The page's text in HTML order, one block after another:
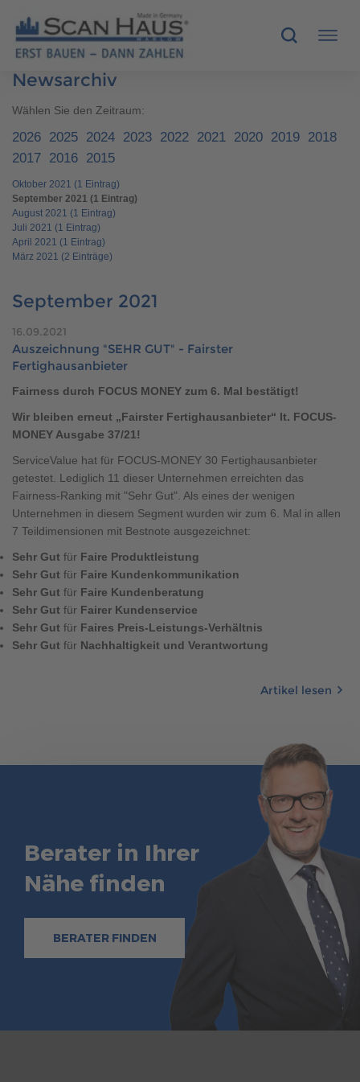
HÄUSER
MUSTERHÄUSER
SCANHAUS-VORTEILE
RUND UMS BAUEN
KONTAKT
Brauchen Sie Hilfe?
038221 4000
MUSTERHAUS FINDEN
Newsarchiv
Wählen Sie den Zeitraum:
2026 2025 2024 2023 2022 2021 2020 2019 2018
2017 2016 2015
Oktober 2021 (1 Eintrag)
September 2021 (1 Eintrag)
August 2021 (1 Eintrag)
Juli 2021 (1 Eintrag)
April 2021 (1 Eintrag)
März 2021 (2 Einträge)
September 2021
16.09.2021
Auszeichnung "SEHR GUT" - Fairster
Fertighausanbieter
Fairness durch FOCUS MONEY zum 6. Mal bestätigt!
Wir bleiben erneut „Fairster Fertighausanbieter“ lt. FOCUS-
MONEY Ausgabe 37/21!
ServiceValue hat für FOCUS-MONEY 30 Fertighausanbieter
getestet. Lediglich 11 dieser Unternehmen erreichten das
Fairness-Ranking mit "Sehr Gut". Als eines der wenigen
Unternehmen in diesem Segment wurden wir zum 6. Mal in allen
7 Teildimensionen mit Bestnote ausgezeichnet:
Sehr Gut für Faire Produktleistung
Sehr Gut für Faire Kundenkommunikation
Sehr Gut für Faire Kundenberatung
Sehr Gut für Fairer Kundenservice
Sehr Gut für Faires Preis-Leistungs-Verhältnis
Sehr Gut für Nachhaltigkeit und Verantwortung
Artikel lesen
Berater in Ihrer
Nähe finden
BERATER FINDEN